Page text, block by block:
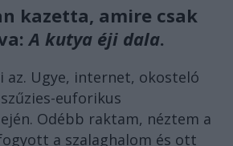
kazetta, amire csak
A kutya éji dala.
az. Ugye, internet, okosteló
euforikus
Odébb raktam, néztem a
a szalaghalom és ott